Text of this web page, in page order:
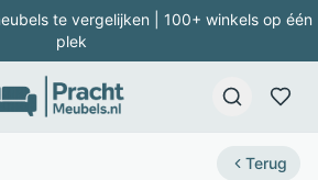
te vergelijken | 100+ winkels op één
plek
Terug